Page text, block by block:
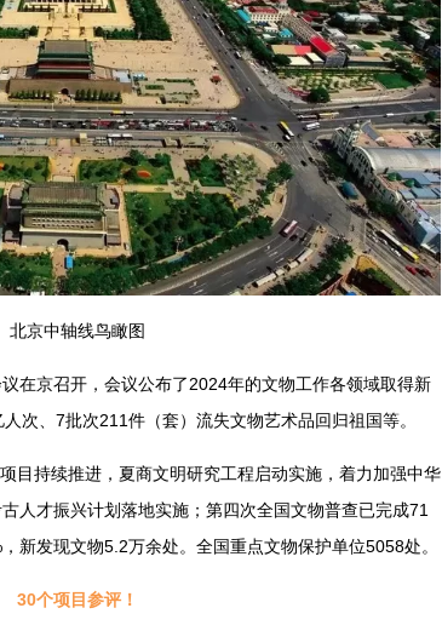
北京中轴线鸟瞰图
在京召开，会议公布了2024年的文物工作各领域取得新
次、7批次211件（套）流失文物艺术品回归祖国等。
目持续推进，夏商文明研究工程启动实施，着力加强中华
人才振兴计划落地实施；第四次全国文物普查已完成71
新发现文物5.2万余处。全国重点文物保护单位5058处。
30个项目参评！